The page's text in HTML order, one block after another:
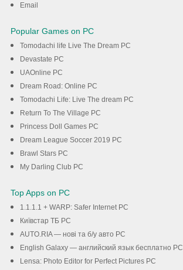
Email
Popular Games on PC
Tomodachi life Live The Dream PC
Devastate PC
UAOnline PC
Dream Road: Online PC
Tomodachi Life: Live The dream PC
Return To The Village PC
Princess Doll Games PC
Dream League Soccer 2019 PC
Brawl Stars PC
My Darling Club PC
Top Apps on PC
1.1.1.1 + WARP: Safer Internet PC
Київстар TБ PC
AUTO.RIA — нові та б/у авто PC
English Galaxy — английский язык бесплатно PC
Lensa: Photo Editor for Perfect Pictures PC